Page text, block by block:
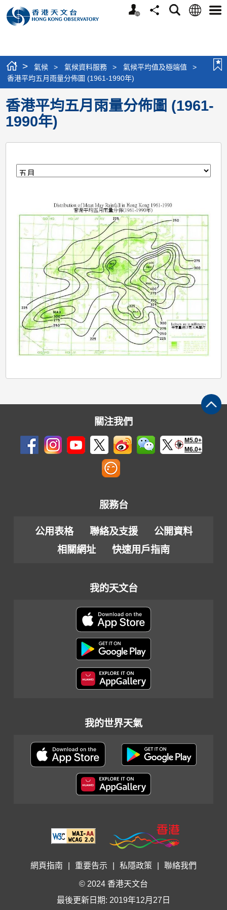
個
分
搜
語
選
> 氣候 > 氣候資料服務 > 氣候平均值及極端值
>
香港平均五月雨量分佈圖 (1961-1990年)
香港平均五月雨量分佈圖 (1961-
1990年)
月
關注我們
M5.0+
M6.0+
服務台
公用表格 聯絡及支援
公開資料
相關網址
快速用戶指南
我的天文台
我的世界天氣
網頁指南 重要告示 私隱政策 聯絡我們
© 2024 香港天文台
最後更新日期: 2019年12月27日